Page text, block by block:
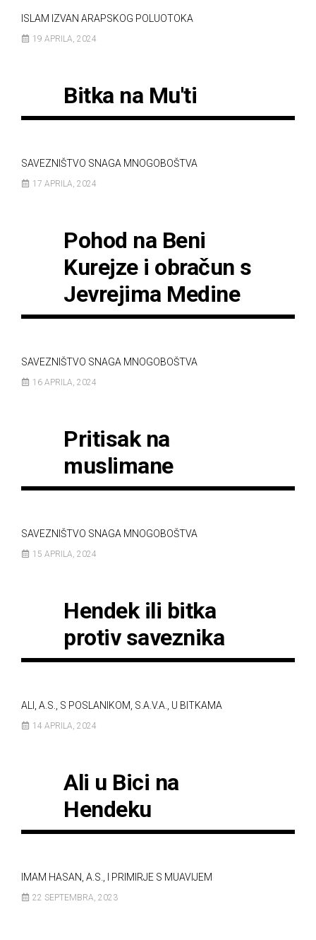
ISLAM IZVAN ARAPSKOG POLUOTOKA
19 APRILA, 2024
Bitka na Mu'ti
SAVEZNIŠTVO SNAGA MNOGOBOŠTVA
17 APRILA, 2024
Pohod na Beni
Kurejze i obračun s
Jevrejima Medine
SAVEZNIŠTVO SNAGA MNOGOBOŠTVA
16 APRILA, 2024
Pritisak na
muslimane
SAVEZNIŠTVO SNAGA MNOGOBOŠTVA
15 APRILA, 2024
Hendek ili bitka
protiv saveznika
ALI, A.S., S POSLANIKOM, S.A.V.A., U BITKAMA
14 APRILA, 2024
Ali u Bici na
Hendeku
IMAM HASAN, A.S., I PRIMIRJE S MUAVIJEM
22 SEPTEMBRA, 2023